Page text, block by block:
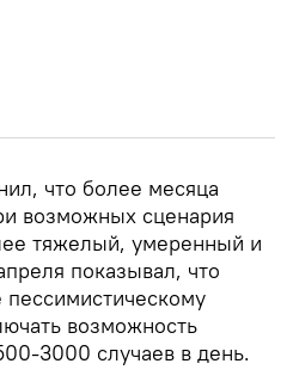
что более месяца
возможных сценария
тяжелый, умеренный и
показывал, что
возможность
3000 случаев в день.